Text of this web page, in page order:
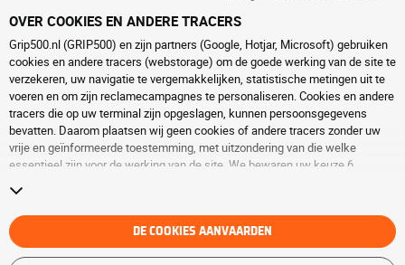
OVER COOKIES EN ANDERE TRACERS
Grip500.nl (GRIP500) en zijn partners (Google, Hotjar, Microsoft) gebruiken
cookies en andere tracers (webstorage) om de goede werking van de site te
verzekeren, uw navigatie te vergemakkelijken, statistische metingen uit te
voeren en om zijn reclamecampagnes te personaliseren. Cookies en andere
tracers die op uw terminal zijn opgeslagen, kunnen persoonsgegevens
bevatten. Daarom plaatsen wij geen cookies of andere tracers zonder uw
vrije en geïnformeerde toestemming, met uitzondering van die welke
essentieel zijn voor de werking van de site. We bewaren uw keuze 6
pagina over
verder te surfen zonder het deponeren van cookies of andere tracers te
aanvaarden. Weigering verhindert de toegang tot diensten niet GRIP500.
Voor meer informatie,bezoek de cookies en andere tracerspagina.
DE COOKIES AANVAARDEN